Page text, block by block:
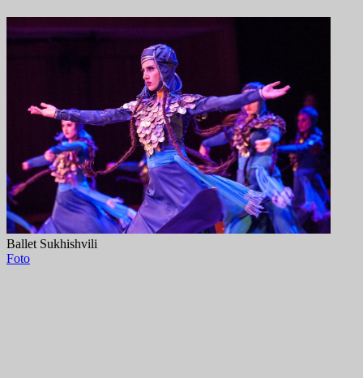
Ballet Sukhishvili
Foto